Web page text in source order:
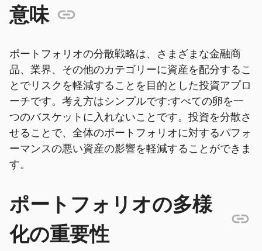
意味
ポートフォリオの分散戦略は、さまざまな金融商
品、業界、その他のカテゴリーに資産を配分するこ
とでリスクを軽減することを目的とした投資アプロ
ーチです。考え方はシンプルです:すべての卵を一
つのバスケットに入れないことです。投資を分散さ
せることで、全体のポートフォリオに対するパフォ
ーマンスの悪い資産の影響を軽減することができま
す。
ポートフォリオの多様
化の重要性